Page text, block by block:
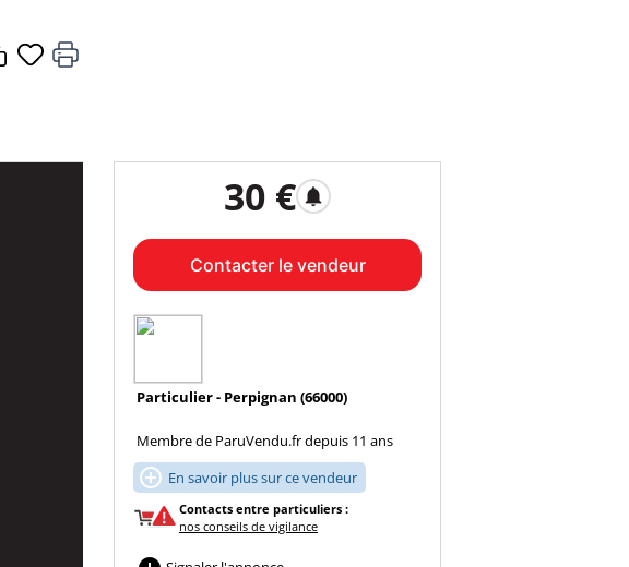
30 € notifications
Contacter le vendeur
Particulier - Perpignan (66000)
Membre de ParuVendu.fr depuis 11 ans
 En savoir plus sur ce vendeur
Contacts entre particuliers :
nos conseils de vigilance